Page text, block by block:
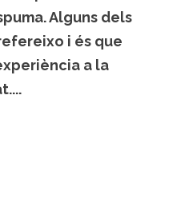
Alguns dels
i és que
a la